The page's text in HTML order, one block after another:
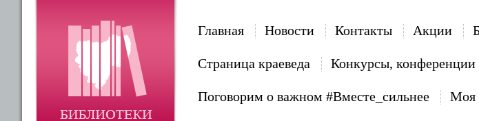
Главная Новости Контакты Акции
Страница краеведа Конкурсы, конференции
Поговорим о важном #Вместе_сильнее Моя